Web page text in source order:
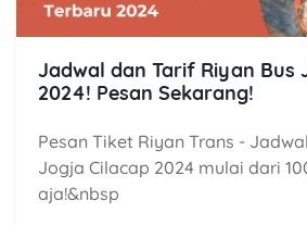
Jadwal dan Tarif Riyan Bus
2024! Pesan Sekarang!
Pesan Tiket Riyan Trans -
Jogja Cilacap 2024 mulai dari
aja!&nbsp